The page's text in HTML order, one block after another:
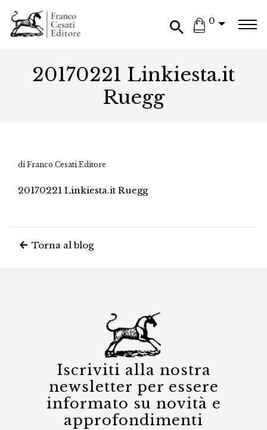
0
20170221 Linkiesta.it
Ruegg
di Franco Cesati Editore
20170221 Linkiesta.it Ruegg
Torna al blog
Iscriviti alla nostra
newsletter per essere
informato su novità e
approfondimenti